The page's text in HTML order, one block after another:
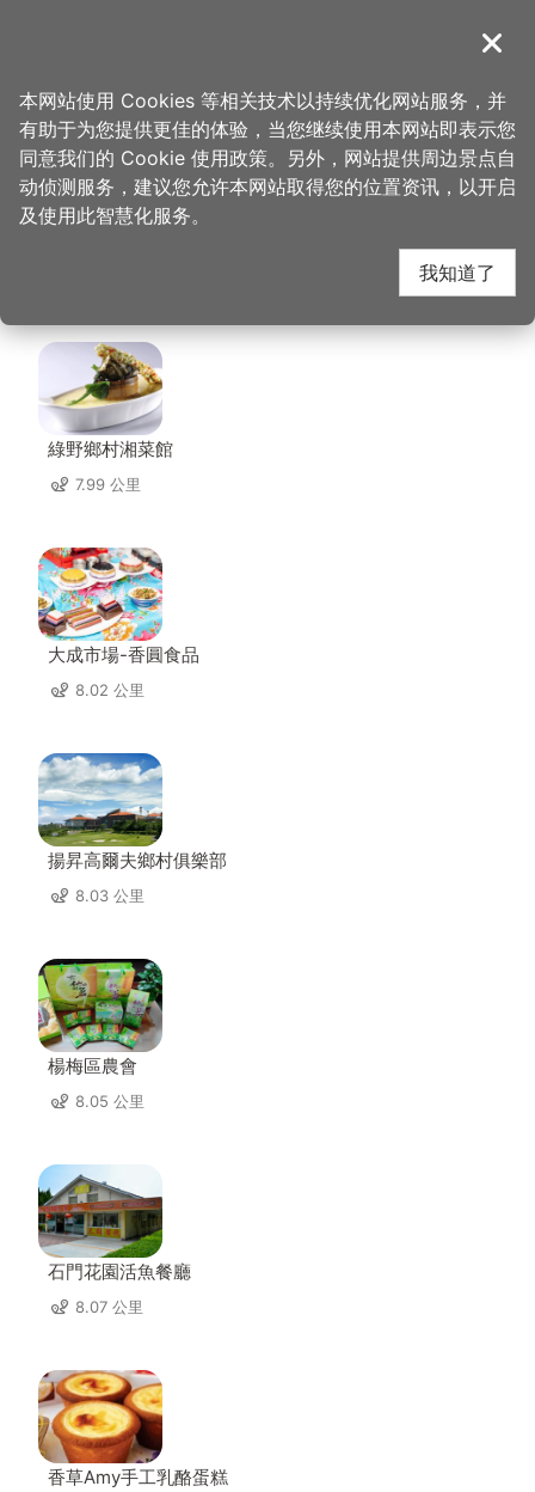
導覽
首页 > 想去的地方 > 美食、购物 > 俪恩国际有限公司 (甘心乐意)
俪恩国际有限公司 (甘
心乐意) 周边店家
綠野鄉村湘菜館
7.99 公里
大成市場-香圓食品
8.02 公里
揚昇高爾夫鄉村俱樂部
8.03 公里
楊梅區農會
8.05 公里
石門花園活魚餐廳
8.07 公里
香草Amy手工乳酪蛋糕
关闭
本网站使用 Cookies 等相关技术以持续优化网站服务，并
有助于为您提供更佳的体验，当您继续使用本网站即表示您
同意我们的 Cookie 使用政策。另外，网站提供周边景点自
动侦测服务，建议您允许本网站取得您的位置资讯，以开启
及使用此智慧化服务。
我知道了